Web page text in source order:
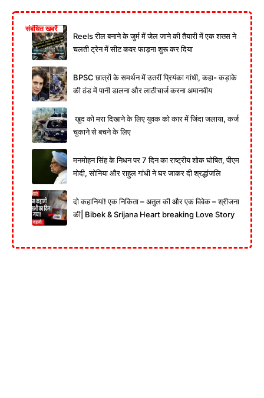
संबंधित खबरें
Reels रील बनाने के जुर्म में जेल जाने की तैयारी में एक शख्स ने
चलती ट्रेन में सीट कवर फाड़ना शुरू कर दिया
BPSC छात्रों के समर्थन में उतरीं प्रियंका गांधी, कहा- कड़ाके
की ठंड में पानी डालना और लाठीचार्ज करना अमानवीय
खुद को मरा दिखाने के लिए युवक को कार में जिंदा जलाया, कर्ज
चुकाने से बचने के लिए
मनमोहन सिंह के निधन पर 7 दिन का राष्ट्रीय शोक घोषित, पीएम
मोदी, सोनिया और राहुल गांधी ने घर जाकर दी श्रद्धांजलि
दो कहानियां! एक निकिता – अतुल की और एक विवेक – श्रीजना
की| Bibek & Srijana Heart breaking Love Story